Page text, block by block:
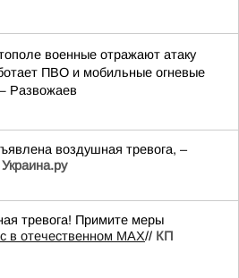
военные отражают атаку
ПВО и мобильные огневые
Развожаев
воздушная тревога, –
Украина.ру
тревога! Примите меры
в отечественном MAX// КП